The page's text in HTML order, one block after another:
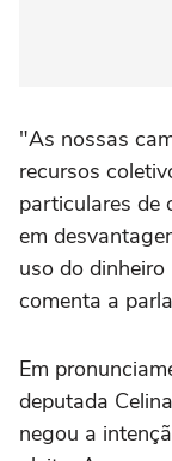
"As nossas
recursos
particulares de
em
uso do
comenta a
Em
deputada
negou a